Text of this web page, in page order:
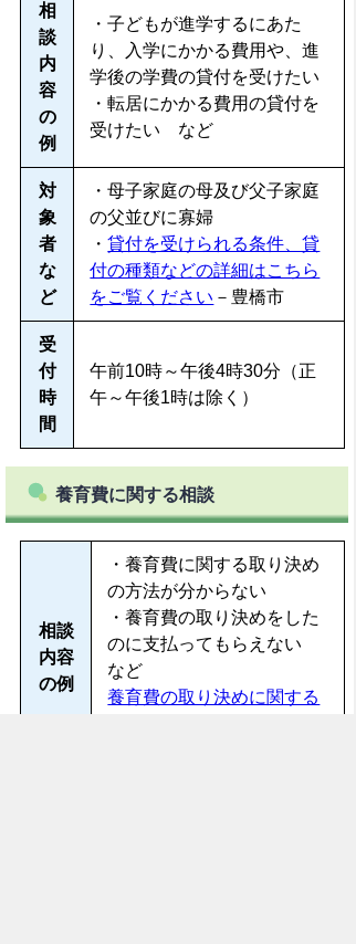
相
談
内
容
の
例
・子どもが進学するにあた
り、入学にかかる費用や、進
学後の学費の貸付を受けたい
・転居にかかる費用の貸付を
受けたい など
対
象
者
な
ど
・母子家庭の母及び父子家庭
の父並びに寡婦
・貸付を受けられる条件、貸
付の種類などの詳細はこちら
をご覧ください －豊橋市
受
付
時
間
午前10時～午後4時30分（正
午～午後1時は除く）
養育費に関する相談
相談
内容
の例
・養育費に関する取り決め
の方法が分からない
・養育費の取り決めをした
のに支払ってもらえない
など
養育費の取り決めに関する